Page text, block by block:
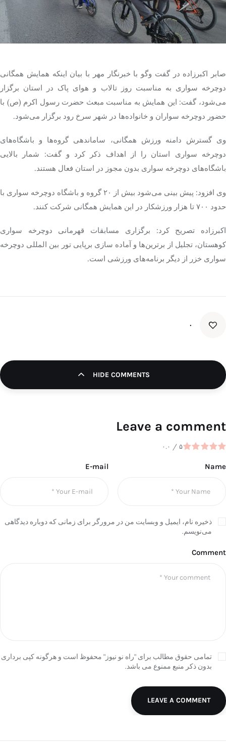
تک کده
خرید موتور ایمپلنتصابر اکبرزاده در گفت وگو با خبرنگار مهر با بیان اینکه همایش همگانی
دوچرخه سواری به مناسبت روز تالاب و هوای پاک در استان برگزار
می‌شود، گفت: این همایش به مناسبت مبعث حضرت رسول اکرم (ص) با
حضور دوچرخه سواران و خانواده‌ها در شهر سرخ رود برگزار می‌شود.
وی گسترش دامنه ورزش همگانی، ساماندهی گروه‌ها و باشگاه‌های
دوچرخه سواری استان را از اهداف ذکر کرد و گفت: شمار بالایی
باشگاه‌های دوچرخه سواری بدون مجوز در استان فعال هستند.
وی افزود: پیش بینی می‌شود بیش از ۲۰ گروه و باشگاه دوچرخه سواری با
حدود ۷۰۰ تا هزار ورزشکار در این همایش همگانی شرکت کنند.
‌اکبرزاده تصریح کرد: برگزاری مسابقات قهرمانی دوچرخه سواری
کوهستان، تجلیل از برترین‌ها و آماده سازی برپایی تور بین المللی دوچرخه
سواری خزر از دیگر برنامه‌های ورزشی است.
۰
HIDE COMMENTS
Leave a comment
۰.۰ / ۵
Name
E-mail
ذخیره نام، ایمیل و وبسایت من در مرورگر برای زمانی که دوباره دیدگاهی
می‌نویسم.
Comment
تمامی حقوق مطالب برای "راه نو نیوز" محفوظ است و هرگونه کپی برداری
بدون ذکر منبع ممنوع می باشد.
LEAVE A COMMENT